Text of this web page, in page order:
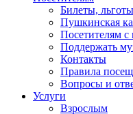
Билеты,
Пушкинская
Посетителям
Поддержать
Контакты
Правила
Вопросы и
Услуги
Взрослым